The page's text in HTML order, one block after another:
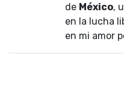
de México,
en la lucha
en mi amor